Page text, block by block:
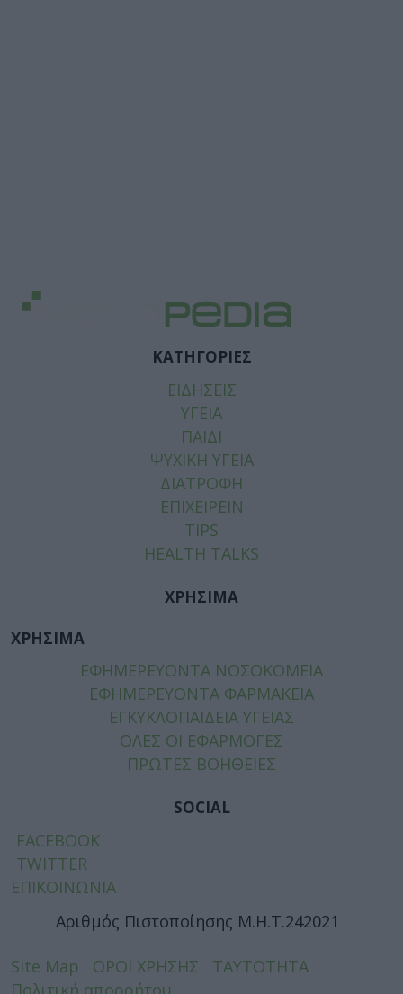
ΚΑΤΗΓΟΡΙΕΣ
ΕΙΔΗΣΕΙΣ
ΥΓΕΙΑ
ΠΑΙΔΙ
ΨΥΧΙΚΗ ΥΓΕΙΑ
ΔΙΑΤΡΟΦΗ
ΕΠΙΧΕΙΡΕΙΝ
TIPS
HEALTH TALKS
ΧΡΗΣΙΜΑ
ΧΡΗΣΙΜΑ
ΕΦΗΜΕΡΕΥΟΝΤΑ ΝΟΣΟΚΟΜΕΙΑ
ΕΦΗΜΕΡΕΥΟΝΤΑ ΦΑΡΜΑΚΕΙΑ
ΕΓΚΥΚΛΟΠΑΙΔΕΙΑ ΥΓΕΙΑΣ
ΟΛΕΣ ΟΙ ΕΦΑΡΜΟΓΕΣ
ΠΡΩΤΕΣ ΒΟΗΘΕΙΕΣ
SOCIAL
FACEBOOK
TWITTER
ΕΠΙΚΟΙΝΩΝΙΑ
Αριθμός Πιστοποίησης Μ.Η.Τ.242021
Site Map ΟΡΟΙ ΧΡΗΣΗΣ
ΤΑΥΤΟΤΗΤΑ